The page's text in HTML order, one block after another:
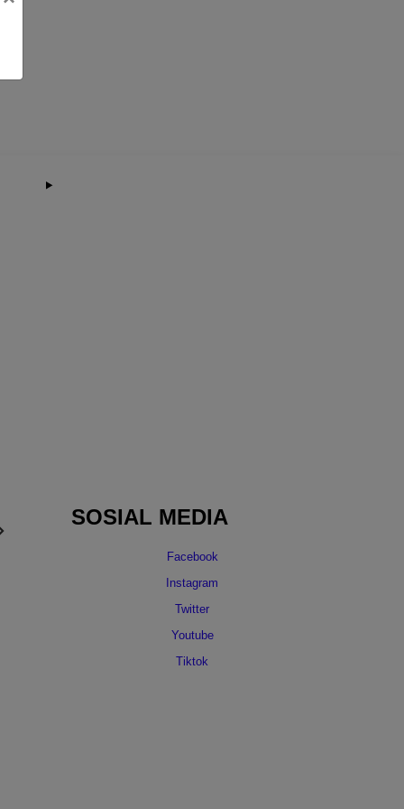
SOSIAL MEDIA
Facebook
Instagram
Twitter
Youtube
Tiktok